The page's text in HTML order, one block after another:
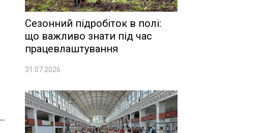
Сезонний підробіток в полі:
що важливо знати під час
працевлаштування
31.07.2026